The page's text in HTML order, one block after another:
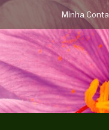
Minha Conta